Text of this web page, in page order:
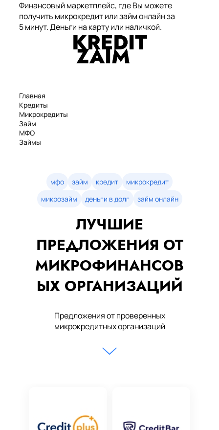
Финансовый маркетплейс, где Вы можете
получить микрокредит или займ онлайн за
5 минут. Деньги на карту или наличкой.
Главная
Кредиты
Микрокредиты
Займ
МФО
Займы
Займы онлайн
Денежные кредиты
мфо займ кредит
микрокредит
микрозайм
деньги в долг займ онлайн
ЛУЧШИЕ
ПРЕДЛОЖЕНИЯ ОТ
МИКРОФИНАНСОВ
ЫХ ОРГАНИЗАЦИЙ
Предложения от проверенных
микрокредитных организаций